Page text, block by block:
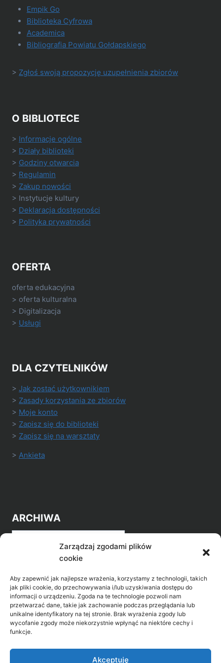
Zarządzaj zgodami plików
cookie
Aby zapewnić jak najlepsze wrażenia, korzystamy z technologii, takich
jak pliki cookie, do przechowywania i/lub uzyskiwania dostępu do
informacji o urządzeniu. Zgoda na te technologie pozwoli nam
przetwarzać dane, takie jak zachowanie podczas przeglądania lub
unikalne identyfikatory na tej stronie. Brak wyrażenia zgody lub
wycofanie zgody może niekorzystnie wpłynąć na niektóre cechy i
funkcje.
Akceptuję
Empik Go
Biblioteka Cyfrowa
Academica
Bibliografia Powiatu Gołdapskiego
> Zgłoś swoją propozycję uzupełnienia zbiorów
O BIBLIOTECE
> Informacje ogólne
> Działy biblioteki
> Godziny otwarcia
> Regulamin
> Zakup nowości
> Instytucje kultury
> Deklaracja dostępności
> Polityka prywatności
OFERTA
oferta edukacyjna
> oferta kulturalna
> Digitalizacja
> Usługi
DLA CZYTELNIKÓW
> Jak zostać użytkownikiem
> Zasady korzystania ze zbiorów
> Moje konto
> Zapisz się do biblioteki
> Zapisz się na warsztaty
> Ankieta
ARCHIWA
Archiwa
POZNAJ LEPIEJ NASZ REGION
>Gołdap Mazurski Zdrój